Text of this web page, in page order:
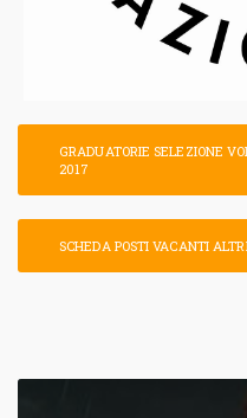
GRADUATORIE SELEZIONE
2017
SCHEDA POSTI VACANTI